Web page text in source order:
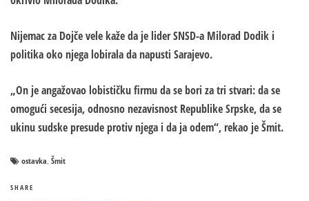
Nijemac za Dojče vele kaže da je lider SNSD-a Milorad Dodik i
politika oko njega lobirala da napusti Sarajevo.
„On je angažovao lobističku firmu da se bori za tri stvari: da se
omogući secesija, odnosno nezavisnost Republike Srpske, da se
ukinu sudske presude protiv njega i da ja odem“, rekao je Šmit.
ostavka, Šmit
SHARE